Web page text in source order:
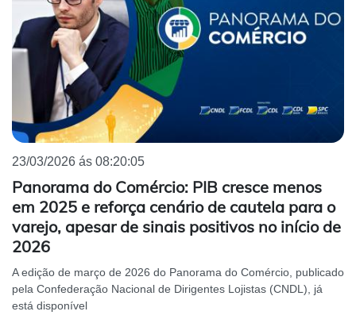
23/03/2026 ás 08:20:05
Panorama do Comércio: PIB cresce menos
em 2025 e reforça cenário de cautela para o
varejo, apesar de sinais positivos no início de
2026
A edição de março de 2026 do Panorama do Comércio, publicado
pela Confederação Nacional de Dirigentes Lojistas (CNDL), já
está disponível